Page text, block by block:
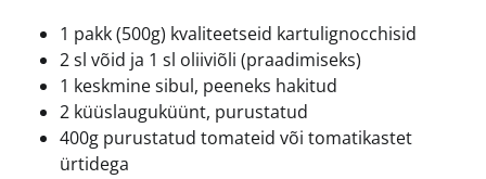
1 pakk (500g) kvaliteetseid kartulignocchisid
2 sl võid ja 1 sl oliiviõli (praadimiseks)
1 keskmine sibul, peeneks hakitud
2 küüslauguküünt, purustatud
400g purustatud tomateid või tomatikastet
ürtidega